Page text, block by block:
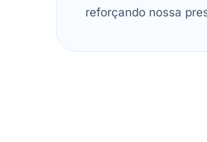
reforçando nossa